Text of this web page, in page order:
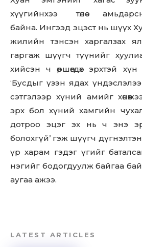
Don't
out!
Sing up for our
to stay in the
хүүгийнхээ төлөө
байна. Ингээд эцэст нь шүүх
жилийн тэнсэн харгалзах
гаргаж шүүгч түүнийг
хийсэн ч өршөөгдөх эрхтэй
‘Бусдыг үзэн ядах
сэтгэлээр хүний амийг
эрх бол хүний хамгийн
дотроо эцэг эх нь ч энэ
болохгүй’ гэж шүүгч
үр харам гэдэг үгийг
нэгийг бодогдуулж байгаа
аугаа ажээ.
LATEST ARTICLES